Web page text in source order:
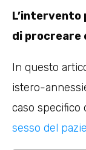
di procreare
In questo
istero-
caso specifico
sesso del